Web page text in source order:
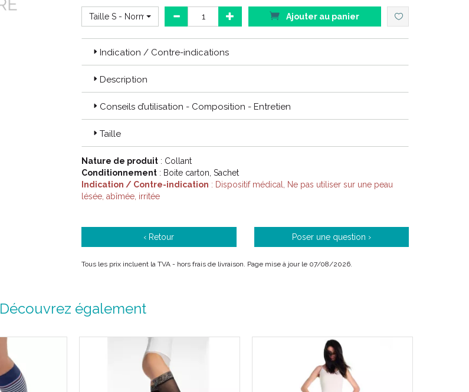
Couleur : BEIGE 130
Styles :
pour qu’elles puissent exprimer leur personnalité.
Les produitsSTYLES TRANSPARENTremplace les produitsDIVIN ECLAT.
Code ACL : 1006777 / 1006772 / 1006776 / 1006771 / 1006775 / 1006770 /
1006774 / 1006769 / 1006773 / 1006768
Code EAN : 3611610067771 / 3611610067726 / 3611610067764 / 3611610067719 /
Taille S - Normal Ajouter au panier
Indication / Contre-indications
Description
Conseils d’utilisation - Composition - Entretien
Taille
Nature de produit : Collant
Conditionnement : Boite carton, Sachet
Indication / Contre-indication : Dispositif médical, Ne pas utiliser sur une peau
lésée, abîmée, irritée
‹ Retour Poser une question ›
Tous les prix incluent la TVA - hors frais de livraison. Page mise à jour le 07/08/2026.
Découvrez également